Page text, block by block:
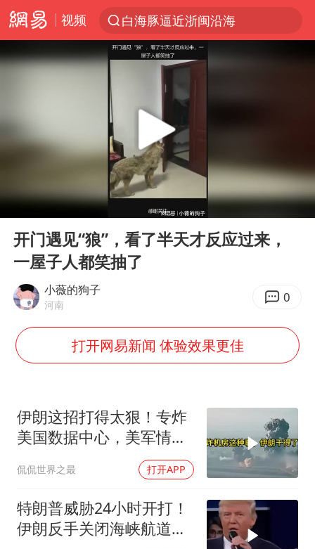
视频
白海豚逼近浙闽沿海
拜登前列腺癌恶化
“伊斯兰版北约”出现
2026年7月份居民消费价格同比上涨0.5%
台铃电动车仅骑一年就断电趴窝
以军士兵把枪口对准中国记者
方桃子代言广告视频已下架
外国游客的“中国游三件套”火了
一周大涨超7% 金价为何突然上涨
WTT横滨冠军赛女单四强国乒占三席
谢霆锋演唱会隔空祝王菲生日快乐
构建更高水平的全民健身公共服务体系
Play
00:00 00:11
开门遇见“狼”，看了半天才反应过来，
一屋子人都笑抽了
小薇的狗子
河南 0
打开网易新闻 体验效果更佳
伊朗这招打得太狠！专炸
美国数据中心，美军情报
系统直接瘫痪，比封海峡
还致命
侃侃世界之最 打开APP
特朗普威胁24小时开打！
伊朗反手关闭海峡航道，